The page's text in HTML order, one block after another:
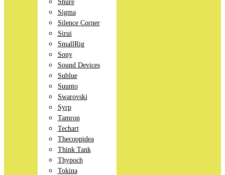
Shure
Sigma
Silence Corner
Sirui
SmallRig
Sony
Sound Devices
Sublue
Suunto
Swarovski
Syrp
Tamron
Techart
Thecoopidea
Think Tank
Thypoch
Tokina